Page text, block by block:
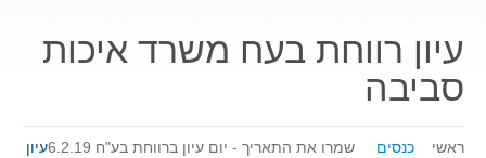
עיון רווחת בעח משרד איכות
סביבה
ראשי כנסים שמרו את התאריך - יום עיון ברווחת בע"ח 6.2.19
עיון